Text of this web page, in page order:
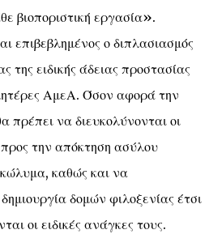
βιοποριστική εργασία».
επιβεβλημένος ο διπλασιασμός
της ειδικής άδειας προστασίας
ΑμεΑ. Όσον αφορά την
πρέπει να διευκολύνονται οι
την απόκτηση ασύλου
καθώς και να
δομών φιλοξενίας έτσι
οι ειδικές ανάγκες τους.